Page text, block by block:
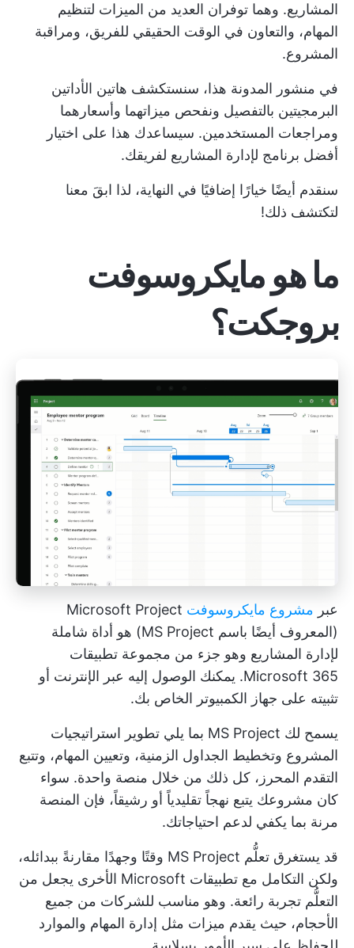
المشاريع. وهما توفران العديد من الميزات لتنظيم
المهام، والتعاون في الوقت الحقيقي للفريق، ومراقبة
المشروع.
في منشور المدونة هذا، سنستكشف هاتين الأداتين
البرمجيتين بالتفصيل ونفحص ميزاتهما وأسعارهما
ومراجعات المستخدمين. سيساعدك هذا على اختيار
أفضل برنامج لإدارة المشاريع لفريقك.
سنقدم أيضًا خيارًا إضافيًا في النهاية، لذا ابقَ معنا
لتكتشف ذلك!
ما هو مايكروسوفت
بروجكت؟
عبر مشروع مايكروسوفت Microsoft Project
(المعروف أيضًا باسم MS Project) هو أداة شاملة
لإدارة المشاريع وهو جزء من مجموعة تطبيقات
Microsoft 365. يمكنك الوصول إليه عبر الإنترنت أو
تثبيته على جهاز الكمبيوتر الخاص بك.
يسمح لك MS Project بما يلي
تطوير استراتيجيات
المشروع وتخطيط الجداول الزمنية، وتعيين المهام، وتتبع
التقدم المحرز، كل ذلك من خلال منصة واحدة. سواء
كان مشروعك يتبع نهجاً تقليدياً أو رشيقاً، فإن المنصة
مرنة بما يكفي لدعم احتياجاتك.
قد يستغرق تعلُّم MS Project وقتًا وجهدًا مقارنةً ببدائله،
ولكن التكامل مع تطبيقات Microsoft الأخرى يجعل من
التعلُّم تجربة رائعة. وهو مناسب للشركات من جميع
الأحجام، حيث يقدم ميزات مثل إدارة المهام والموارد